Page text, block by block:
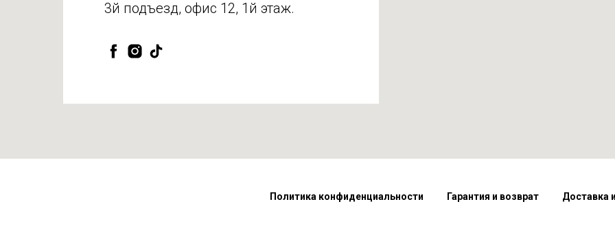
3й подъезд, офис 12, 1й этаж.
Политика конфиденциальности Гарантия и возврат Доставка